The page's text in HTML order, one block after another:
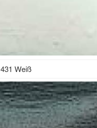
431 Weiß